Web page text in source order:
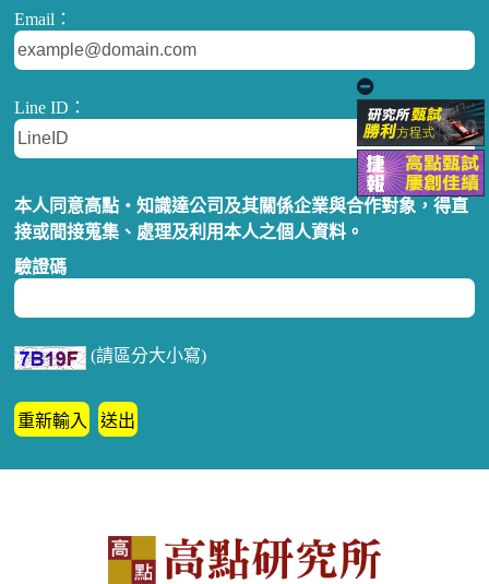
Email：
Line ID：
本人同意高點‧知識達公司及其關係企業與合作對象，得直
接或間接蒐集、處理及利用本人之個人資料。
驗證碼
(請區分大小寫)